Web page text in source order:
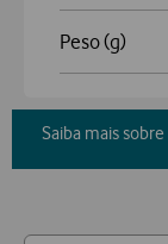
Peso (g)
Saiba mais